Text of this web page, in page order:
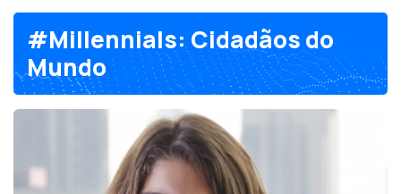
#Millennials: Cidadãos do
Mundo